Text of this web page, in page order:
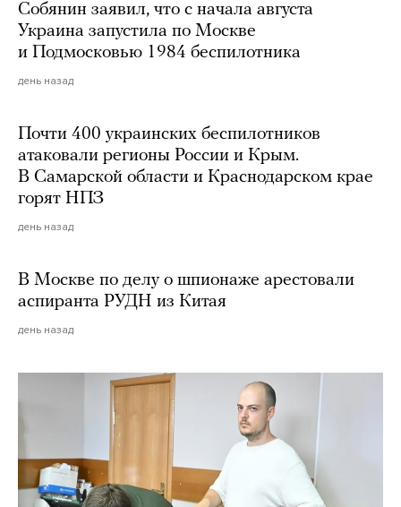
Собянин заявил, что с начала августа
Украина запустила по Москве
и Подмосковью 1984 беспилотника
день назад
Почти 400 украинских беспилотников
атаковали регионы России и Крым.
В Самарской области и Краснодарском крае
горят НПЗ
день назад
В Москве по делу о шпионаже арестовали
аспиранта РУДН из Китая
день назад